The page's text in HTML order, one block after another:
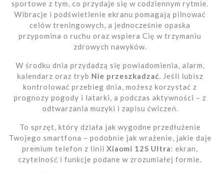
sportowe z tym, co przydaje się w codziennym rytmie.
Wibracje i podświetlenie ekranu pomagają pilnować
celów treningowych, a jednocześnie opaska
przypomina o ruchu oraz wspiera Cię w trzymaniu
zdrowych nawyków.
W środku dnia przydadzą się powiadomienia, alarm,
kalendarz oraz tryb Nie przeszkadzać. Jeśli lubisz
kontrolować przebieg dnia, możesz korzystać z
prognozy pogody i latarki, a podczas aktywności – z
odtwarzania muzyki i zapisu ćwiczeń.
To sprzęt, który działa jak wygodne przedłużenie
Twojego smartfona – podobnie jak wrażenie, jakie daje
premium telefon z linii Xiaomi 12S Ultra: ekran,
czytelność i funkcje podane w zrozumiałej formie.